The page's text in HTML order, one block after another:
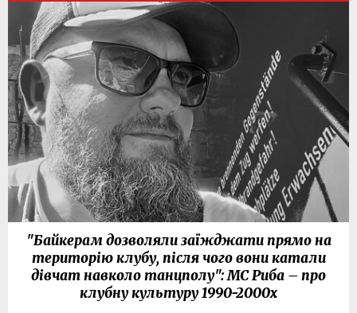
"Байкерам дозволяли заїжджати прямо на
територію клубу, після чого вони катали
дівчат навколо танцполу": МС Риба – про
клубну культуру 1990-2000х